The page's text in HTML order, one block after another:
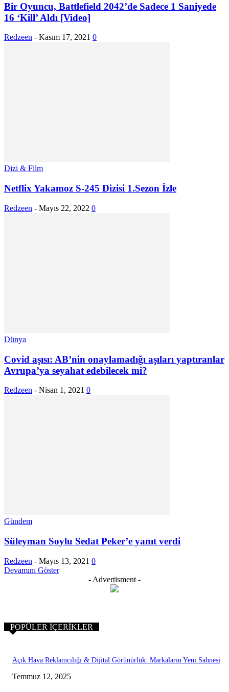
Bir Oyuncu, Battlefield 2042’de Sadece 1 Saniyede
16 ‘Kill’ Aldı [Video]
Redzeen - Kasım 17, 2021 0
Dizi & Film
Netflix Yakamoz S-245 Dizisi 1.Sezon İzle
Redzeen - Mayıs 22, 2022 0
Dünya
Covid aşısı: AB’nin onaylamadığı aşıları yaptıranlar
Avrupa’ya seyahat edebilecek mi?
Redzeen - Nisan 1, 2021 0
Gündem
Süleyman Soylu Sedat Peker’e yanıt verdi
Redzeen - Mayıs 13, 2021 0
Devamını Göster
- Advertisment -
POPÜLER İÇERIKLER
Açık Hava Reklamcılığı & Dijital Görünürlük: Markaların Yeni Sahnesi
Temmuz 12, 2025